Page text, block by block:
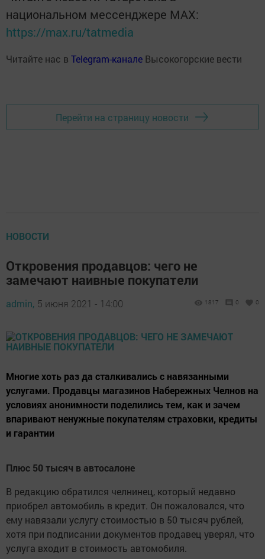
национальном мессенджере MАХ:
https://max.ru/tatmedia
Читайте нас в Telegram-канале Высокогорские вести
Перейти на страницу новости
НОВОСТИ
Откровения продавцов: чего не
замечают наивные покупатели
admin, 5 июня 2021 - 14:00 1817 0 0
Многие хоть раз да сталкивались с навязанными
услугами. Продавцы магазинов Набережных Челнов на
условиях анонимности поделились тем, как и зачем
впаривают ненужные покупателям страховки, кредиты
и гарантии
Плюс 50 тысяч в автосалоне
В редакцию обратился челнинец, который недавно
приобрел автомобиль в кредит. Он пожаловался, что
ему навязали услугу стоимостью в 50 тысяч рублей,
хотя при подписании документов продавец уверял, что
услуга входит в стоимость автомобиля.